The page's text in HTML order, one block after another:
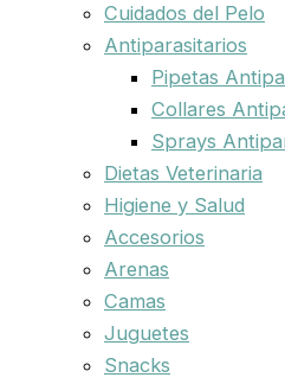
Cuidados del Pelo
Antiparasitarios
Pipetas
Collares
Sprays
Dietas Veterinaria
Higiene y Salud
Accesorios
Arenas
Camas
Juguetes
Snacks